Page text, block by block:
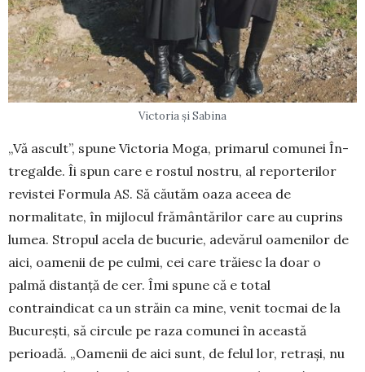
Victoria și Sabina
„Vă ascult”, spune Victoria Moga, pri­ma­rul comunei În­
tre­galde. Îi spun care e rostul nostru, al re­por­terilor
revistei Formula AS. Să căutăm oaza aceea de
normalitate, în mijlocul frământărilor care au cuprins
lumea. Stropul acela de bucurie, adevă­rul oamenilor de
aici, oamenii de pe culmi, cei care trăiesc la doar o
palmă distanță de cer. Îmi spune că e total
contraindicat ca un străin ca mine, venit toc­mai de la
București, să circule pe raza comunei în această
perioadă. „Oamenii de aici sunt, de felul lor, re­trași, nu